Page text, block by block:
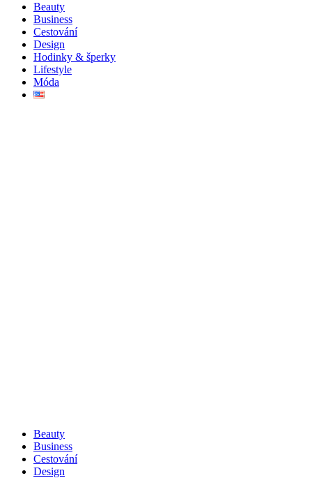
Beauty
Business
Cestování
Design
Hodinky & šperky
Lifestyle
Móda
Beauty
Business
Cestování
Design